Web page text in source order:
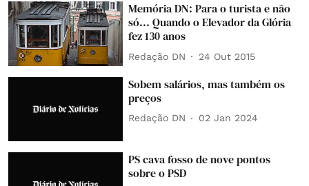
Memória DN: Para o turista e não
só... Quando o Elevador da Glória
fez 130 anos
Redação DN 24 Out 2015
Sobem salários, mas também os
preços
Redação DN 02 Jan 2024
PS cava fosso de nove pontos
sobre o PSD